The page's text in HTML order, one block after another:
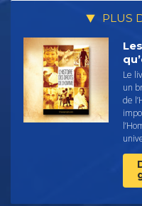
PLUS
Le
un
de